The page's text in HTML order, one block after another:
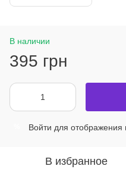
В наличии
395 грн
Войти для отображения
В избранное